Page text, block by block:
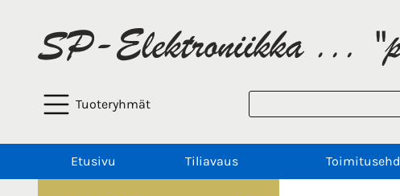
Tuoteryhmät
Etusivu Tiliavaus